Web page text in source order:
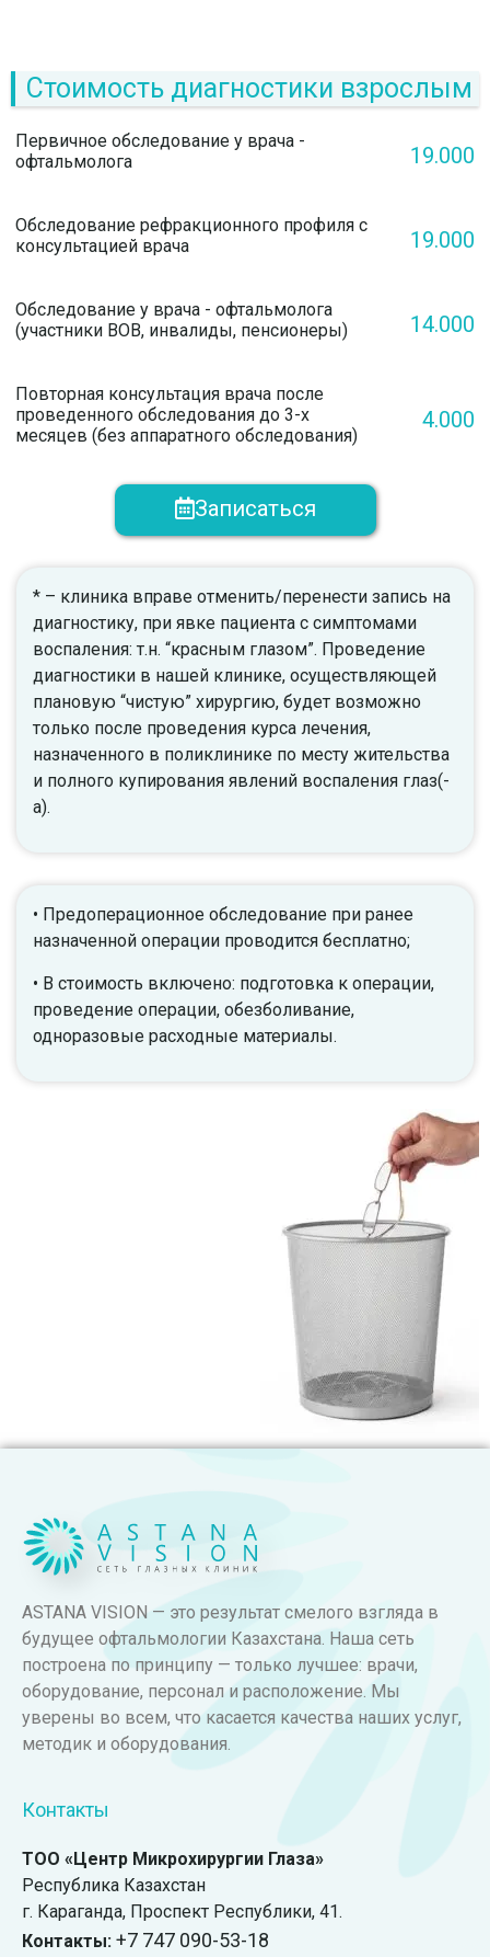
Стоимость диагностики взрослым
Первичное обследование у врача -
офтальмолога
19.000
Обследование рефракционного профиля с
консультацией врача
19.000
Обследование у врача - офтальмолога
(участники ВОВ, инвалиды, пенсионеры)
14.000
Повторная консультация врача после
проведенного обследования до 3-х
месяцев (без аппаратного обследования)
4.000
Записаться
* – клиника вправе отменить/перенести запись на
диагностику, при явке пациента с симптомами
воспаления: т.н. “красным глазом”. Проведение
диагностики в нашей клинике, осуществляющей
плановую “чистую” хирургию, будет возможно
только после проведения курса лечения,
назначенного в поликлинике по месту жительства
и полного купирования явлений воспаления глаз(-
а).
• Предоперационное обследование при ранее
назначенной операции проводится бесплатно;
• В стоимость включено: подготовка к операции,
проведение операции, обезболивание,
одноразовые расходные материалы.
ASTANA VISION — это результат смелого взгляда в
будущее офтальмологии Казахстана. Наша сеть
построена по принципу — только лучшее: врачи,
оборудование, персонал и расположение. Мы
уверены во всем, что касается качества наших услуг,
методик и оборудования.
Контакты
ТОО «Центр Микрохирургии Глаза»
Республика Казахстан
г. Караганда, ​Проспект Республики, 41.
Контакты: +7 747 090-53-18